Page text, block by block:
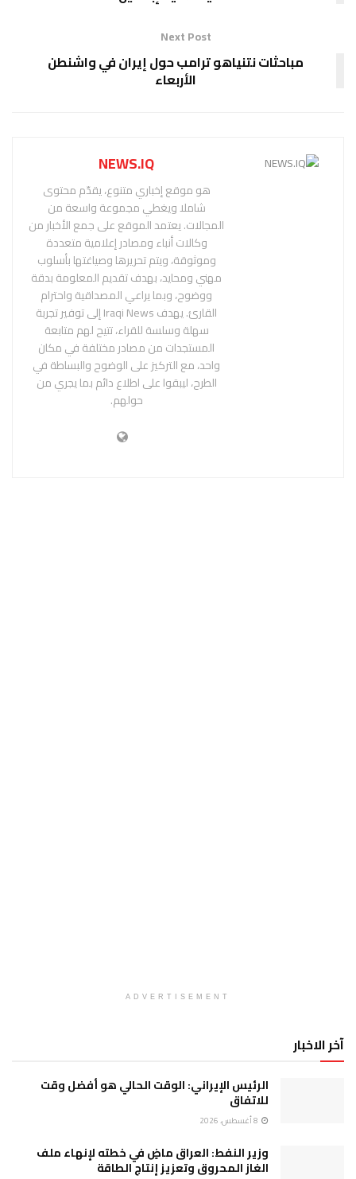
Next Post
مباحثات نتنياهو ترامب حول إيران في واشنطن
الأربعاء
NEWS.IQ
هو موقع إخباري متنوع، يقدّم محتوى
شاملا ويغطي مجموعة واسعة من
المجالات. يعتمد الموقع على جمع الأخبار من
وكالات أنباء ومصادر إعلامية متعددة
وموثوقة، ويتم تحريرها وصياغتها بأسلوب
مهني ومحايد، بهدف تقديم المعلومة بدقة
ووضوح، وبما يراعي المصداقية واحترام
القارئ. يهدف Iraqi News إلى توفير تجربة
سهلة وسلسة للقراء، تتيح لهم متابعة
المستجدات من مصادر مختلفة في مكان
واحد، مع التركيز على الوضوح والبساطة في
الطرح، ليبقوا على اطلاع دائم بما يجري من
حولهم.
ADVERTISEMENT
آخر الاخبار
الرئيس الإيراني: الوقت الحالي هو أفضل وقت
للاتفاق
وزير النفط: العراق ماضٍ في خطته لإنهاء ملف
الغاز المحروق وتعزيز إنتاج الطاقة